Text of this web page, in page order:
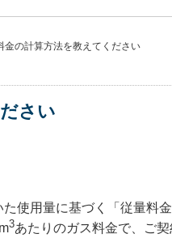
金の計算方法を教えてください
さい
使用量に基づく「従量料
3あたりのガス料金で、ご